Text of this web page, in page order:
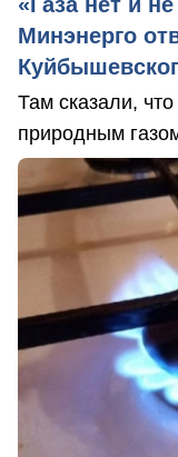
Минэнерго
Там сказали,
природным